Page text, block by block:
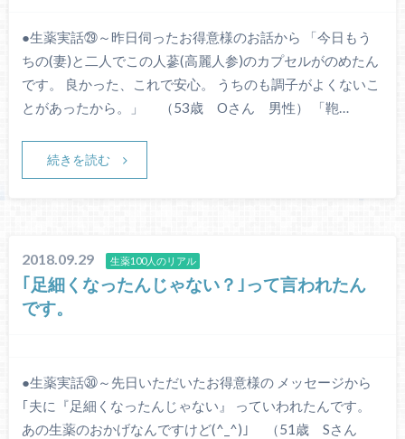
●生薬実話㉙～昨日伺ったお得意様のお話から 「今日もう
ちの(妻)と二人でこの人蔘(高麗人参)のカプセルがのめたん
です。 良かった、これで安心。 うちのも調子がよくないこ
とがあったから。」 （53歳 Oさん 男性） 「鞄…
続きを読む
2018.09.29 生薬100人のリアル
｢足細くなったんじゃない？｣って言われたん
です。
●生薬実話㉚～先日いただいたお得意様の メッセージから
｢夫に『足細くなったんじゃない』 っていわれたんです。
あの生薬のおかげなんですけど(^_^)｣ （51歳 Sさん